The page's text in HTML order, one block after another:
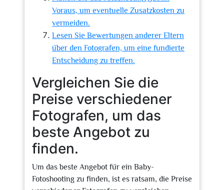
Voraus, um eventuelle Zusatzkosten zu
vermeiden.
Lesen Sie Bewertungen anderer Eltern
über den Fotografen, um eine fundierte
Entscheidung zu treffen.
Vergleichen Sie die
Preise verschiedener
Fotografen, um das
beste Angebot zu
finden.
Um das beste Angebot für ein Baby-
Fotoshooting zu finden, ist es ratsam, die Preise